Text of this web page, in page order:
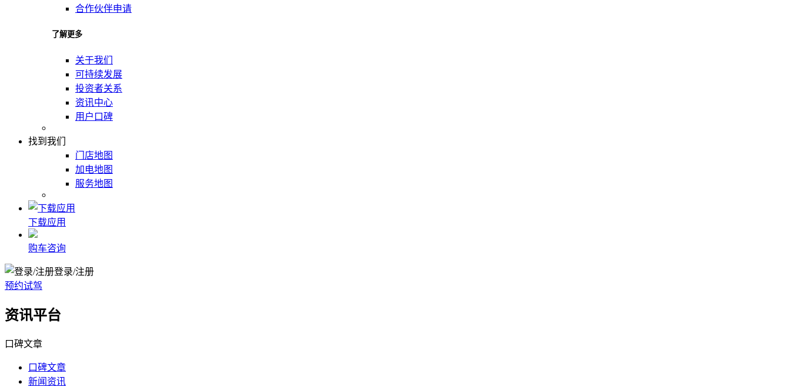
合作伙伴申请
了解更多
关于我们
可持续发展
投资者关系
资讯中心
用户口碑
找到我们
门店地图
加电地图
服务地图
下载应用
购车咨询
登录/注册
预约试驾
资讯平台
口碑文章
口碑文章
新闻资讯